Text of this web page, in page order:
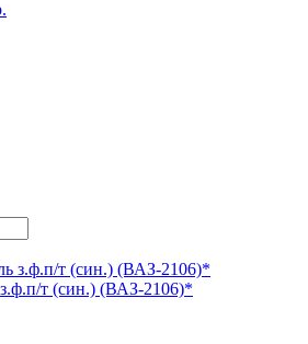
з.ф.п/т (син.) (ВАЗ-2106)*